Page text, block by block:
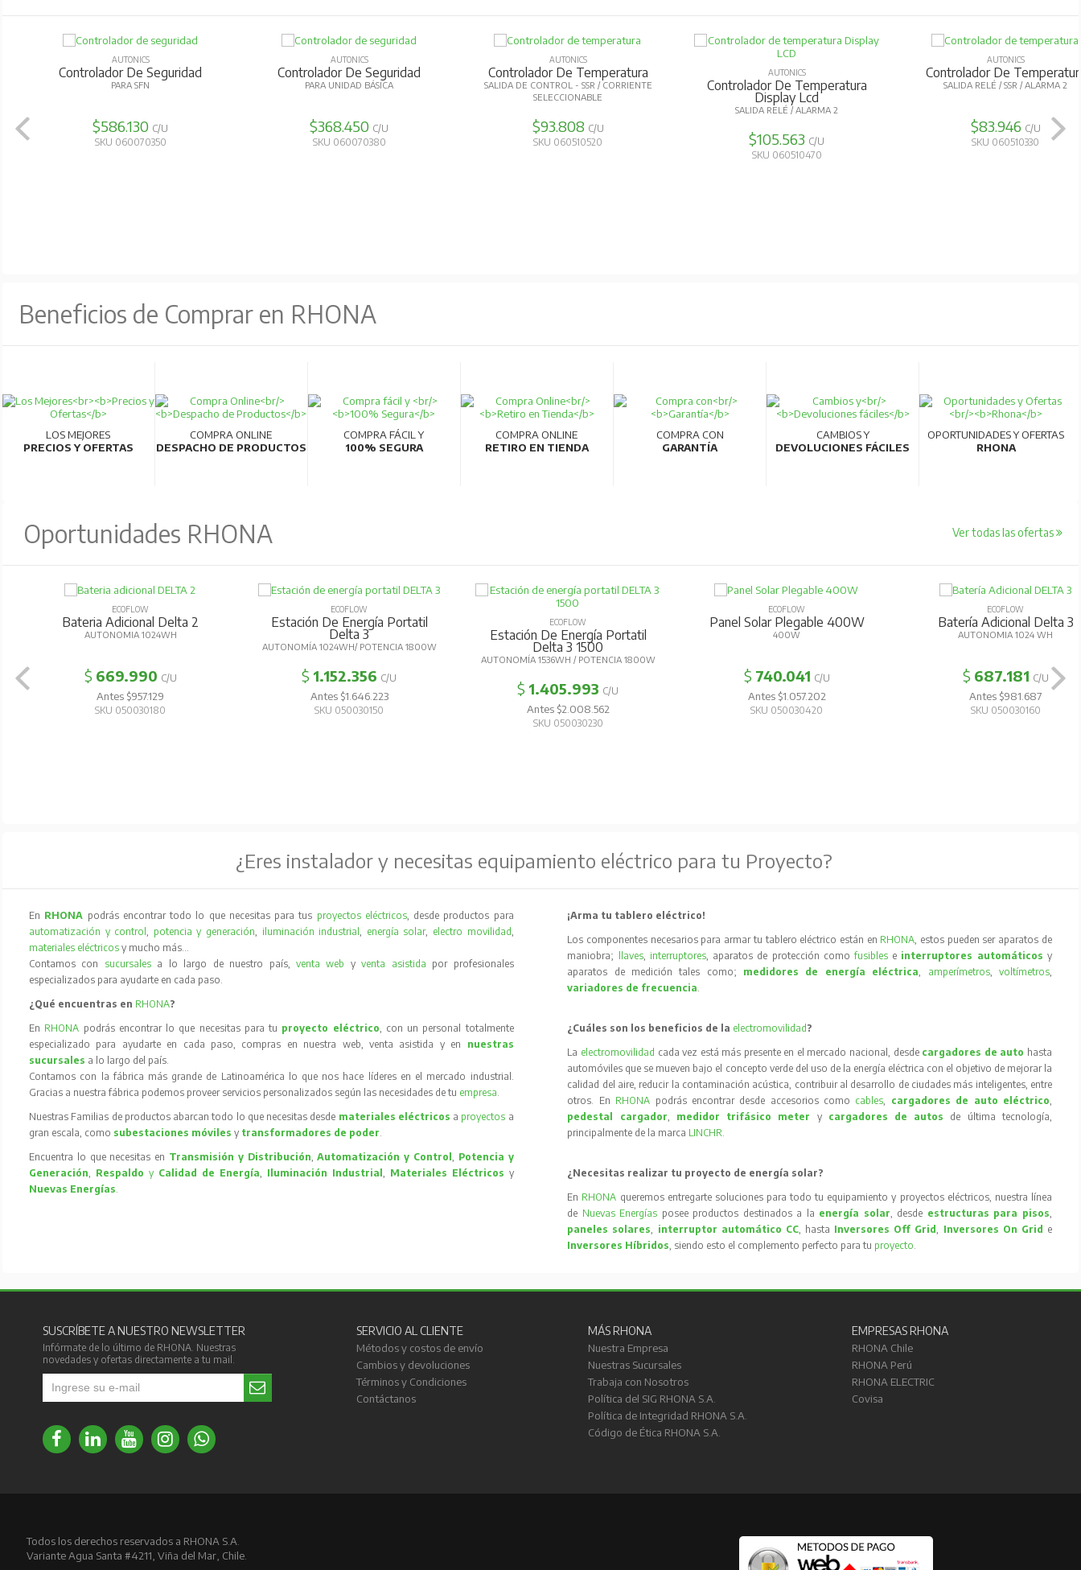
AUTONICS
Controlador De Temperatura
SALIDA RELÉ / SSR / ALARMA 2
$83.946 C/U
SKU 060510330
AUTONICS
Controlador De Seguridad
UNIDAD DE RELÉ (NO)
$217.680 C/U
SKU 060070370
AUTONICS
Controlador De Temperatura
SALIDA RELÉ / ALARMA 1
$108.727C/U
SKU 060570340
AUTONICS
Control Temperatura Analógico
48X48MM - TIPO J SALIDA RELÉ
SKU 060380130
AUTONICS
Control Temperatura Perilla
Manual
$113.926 C/U
SKU 060320060
Beneficios de Comprar en RHONA
LOS MEJORES
PRECIOS Y OFERTAS
COMPRA ONLINE
DESPACHO DE PRODUCTOS
COMPRA FÁCIL Y
100% SEGURA
COMPRA ONLINE
RETIRO EN TIENDA
COMPRA CON
GARANTÍA
CAMBIOS Y
DEVOLUCIONES FÁCILES
OPORTUNIDADES Y OFERTAS
RHONA
Oportunidades RHONA Ver todas las ofertas
ECOFLOW
Bateria Adicional Delta 2
AUTONOMIA 1024WH
$ 669.990 C/U
Antes $957.129
SKU 050030180
ECOFLOW
Estación De Energía Portatil
Delta 3
AUTONOMÍA 1024WH/ POTENCIA 1800W
$ 1.152.356 C/U
Antes $1.646.223
SKU 050030150
ECOFLOW
Estación De Energía Portatil
Delta 3 1500
AUTONOMÍA 1536WH / POTENCIA 1800W
$ 1.405.993 C/U
Antes $2.008.562
SKU 050030230
ECOFLOW
Panel Solar Plegable 400W
400W
$ 740.041 C/U
Antes $1.057.202
SKU 050030420
ECOFLOW
Batería Adicional Delta 3
AUTONOMIA 1024 WH
$ 687.181 C/U
Antes $981.687
SKU 050030160
¿Eres instalador y necesitas equipamiento eléctrico para tu Proyecto?
En RHONA podrás encontrar todo lo que necesitas para tus proyectos eléctricos, desde productos para
automatización y control, potencia y generación, iluminación industrial, energía solar, electro movilidad,
materiales eléctricos y mucho más…
Contamos con sucursales a lo largo de nuestro país, venta web yventa asistida por profesionales
especializados para ayudarte en cada paso.
¿Qué encuentras en RHONA?
En RHONA podrás encontrar lo que necesitas para tu proyecto eléctrico, con un personal totalmente
especializado para ayudarte en cada paso, compras en nuestra web, venta asistida y en nuestras
sucursales a lo largo del país.
Contamos con la fábrica más grande de Latinoamérica lo que nos hace líderes en el mercado industrial.
Gracias a nuestra fábrica podemos proveer servicios personalizados según las necesidades de tu empresa.
Nuestras Familias de productos abarcan todo lo que necesitas desde materiales eléctricos a proyectos a
gran escala, como subestaciones móvilesy transformadores de poder.
Encuentra lo que necesitas en Transmisión y Distribución,Automatización y Control, Potencia y
Generación, Respaldo y Calidad de Energía, Iluminación Industrial , Materiales Eléctricos y
Nuevas Energías.
¡Arma tu tablero eléctrico!
Los componentes necesarios para armar tu tablero eléctrico están en RHONA, estos pueden ser aparatos de
maniobra;
llaves, interruptores, aparatos de protección comofusibles e interruptores automáticos y
aparatos de medición tales como; medidores de energía eléctrica, amperímetros, voltímetros,
variadores de frecuencia.
¿Cuáles son los beneficios de la electromovilidad ?
La electromovilidad cada vez está más presente en el mercado nacional, desde cargadores de auto hasta
automóviles que se mueven bajo el concepto verde del uso de la energía eléctrica con el objetivo de mejorar la
calidad del aire, reducir la contaminación acústica, contribuir al desarrollo de ciudades más inteligentes, entre
otros. En RHONA podrás encontrar desde accesorios como cables, cargadores de auto eléctrico,
pedestal cargador, medidor trifásico meter y cargadores de autos
de última tecnología,
principalmente de la marca LINCHR.
¿Necesitas realizar tu proyecto de energía solar?
En RHONA queremos entregarte soluciones para todo tu equipamiento y proyectos eléctricos, nuestra línea
de Nuevas Energías posee productos destinados a la energía solar, desde estructuras para pisos,
paneles solares, interruptor automático CC, hasta Inversores Off Grid, Inversores On Grid e
Inversores Híbridos, siendo esto el complemento perfecto para tu proyecto.
SUSCRÍBETE A NUESTRO NEWSLETTER
Infórmate de lo último de RHONA. Nuestras
novedades y ofertas directamente a tu mail.
SERVICIO AL CLIENTE
Métodos y costos de envío
Cambios y devoluciones
Términos y Condiciones
Contáctanos
MÁS RHONA
Nuestra Empresa
Nuestras Sucursales
Trabaja con Nosotros
Política del SIG RHONA S.A.
Política de Integridad RHONA S.A.
Código de Ética RHONA S.A.
EMPRESAS RHONA
RHONA Chile
RHONA Perú
RHONA ELECTRIC
Covisa
Todos los derechos reservados a RHONA S.A.
Variante Agua Santa #4211, Viña del Mar, Chile.